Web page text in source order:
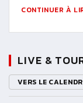
CONTINUER À
LIVE &
VERS LE